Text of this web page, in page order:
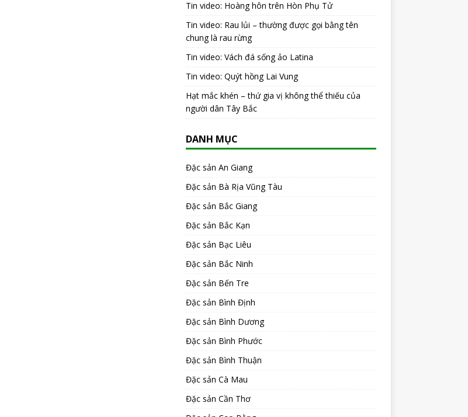
Tin video: Hoàng hôn trên Hòn Phụ Tử
Tin video: Rau lủi – thường được gọi bằng tên
chung là rau rừng
Tin video: Vách đá sống ảo Latina
Tin video: Quýt hồng Lai Vung
Hạt mắc khén – thứ gia vị không thể thiếu của
người dân Tây Bắc
DANH MỤC
Đặc sản An Giang
Đặc sản Bà Rịa Vũng Tàu
Đặc sản Bắc Giang
Đặc sản Bắc Kạn
Đặc sản Bạc Liêu
Đặc sản Bắc Ninh
Đặc sản Bến Tre
Đặc sản Bình Định
Đặc sản Bình Dương
Đặc sản Bình Phước
Đặc sản Bình Thuận
Đặc sản Cà Mau
Đặc sản Cần Thơ